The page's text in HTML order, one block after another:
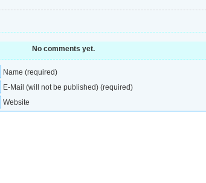
No comments yet.
Name (required)
E-Mail (will not be published) (required)
Website